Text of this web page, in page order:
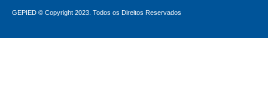
GEPIED © Copyright 2023. Todos os Direitos Reservados